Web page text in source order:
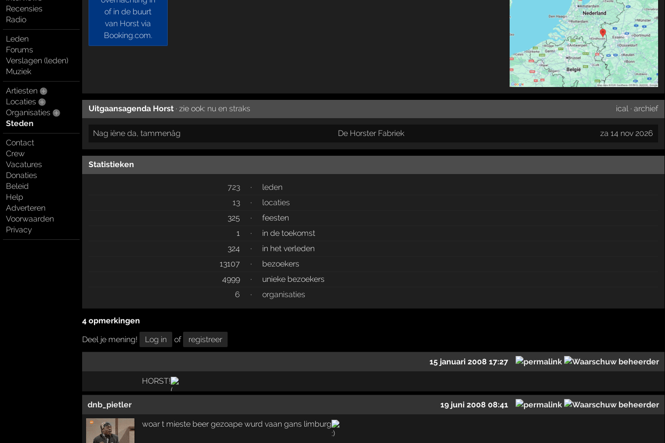
Recensies
Radio
Leden
Forums
Verslagen (leden)
Muziek
Artiesten
Locaties
Organisaties
Steden
Contact
Crew
Vacatures
Donaties
Beleid
Help
Adverteren
Voorwaarden
Privacy
Uitgaansagenda Horst· zie ook: nu en straks ical ·archief
Nag iëne da, tammenâg De Horster Fabriek za 14 nov 2026
Statistieken
723 ·
leden
13
·
locaties
325
·
feesten
1
·
in de toekomst
324
·
in het verleden
13107
·
bezoekers
4999
·
unieke bezoekers
6
· organisaties
4 opmerkingen
Deel je mening!
Log in of registreer
15 januari 2008 17:27
HORST!
dnb_pietler 19 juni 2008 08:41
woar t mieste beer gezoape wurd vaan gans limburg